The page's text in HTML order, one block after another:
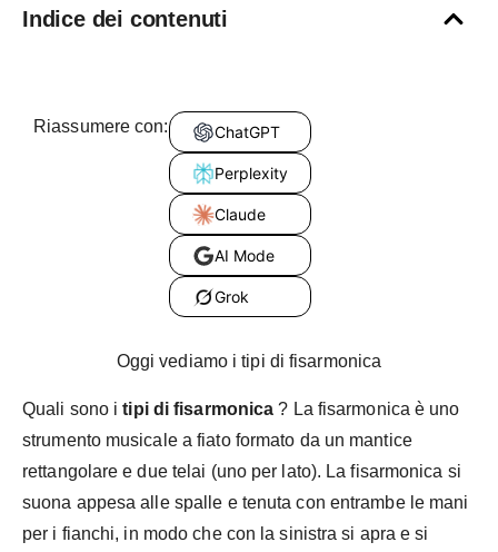
Indice dei contenuti
Riassumere con: ChatGPT
Perplexity
Claude
AI Mode
Grok
Oggi vediamo i tipi di fisarmonica
Quali sono itipi di fisarmonica ? La fisarmonica è uno
strumento musicale a fiato formato da un mantice
rettangolare e due telai (uno per lato). La fisarmonica si
suona appesa alle spalle e tenuta con entrambe le mani
per i fianchi, in modo che con la sinistra si apra e si